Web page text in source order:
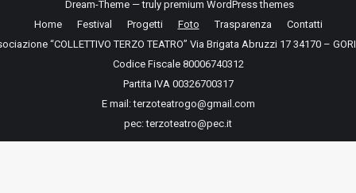
Dream-Theme — truly premium WordPress themes
Home
Festival Progetti Foto Trasparenza
Contatti
“COLLETTIVO TERZO TEATRO” Via Brigata Abruzzi 17 34170 –
Codice Fiscale 80006740312
Partita IVA 00326700317
E mail: terzoteatrogo@gmail.com
pec: terzoteatro@pec.it